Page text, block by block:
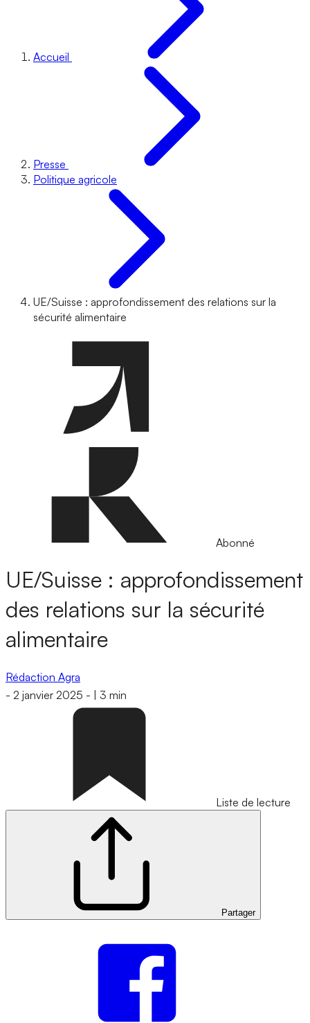
Accueil
Presse
Politique agricole
UE/Suisse : approfondissement des relations sur la
sécurité alimentaire
Abonné
UE/Suisse : approfondissement
des relations sur la sécurité
alimentaire
Rédaction Agra
- 2 janvier 2025 - 3 min
Liste de lecture
Partager